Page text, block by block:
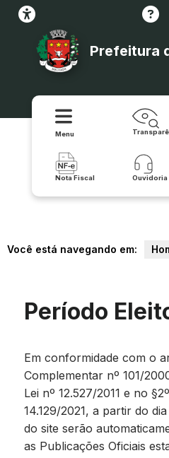
Prefeitura
Menu
Nota Fiscal Ouvidoria
Você está navegando em:
Período
Em conformidade com o
Complementar nº 101/
Lei nº 12.527/2011 e no
14.129/2021, a partir do
do site serão
as Publicações Oficiais